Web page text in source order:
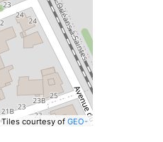
Tiles courtesy of GEO-